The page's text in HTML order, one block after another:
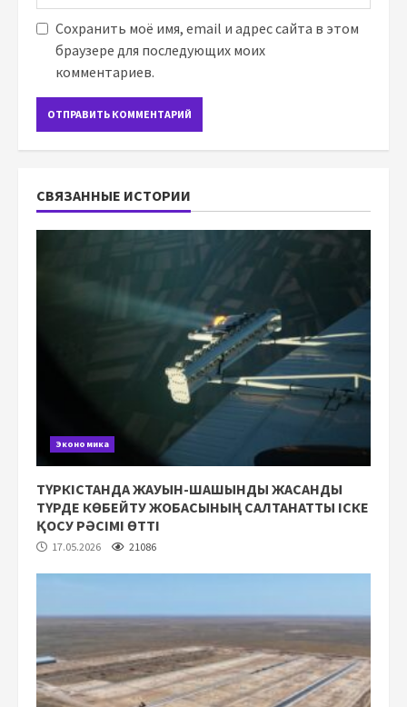
Сохранить моё имя, email и адрес сайта в этом
браузере для последующих моих
комментариев.
СВЯЗАННЫЕ ИСТОРИИ
Экономика
ТҮРКІСТАНДА ЖАУЫН-ШАШЫНДЫ ЖАСАНДЫ
ТҮРДЕ КӨБЕЙТУ ЖОБАСЫНЫҢ САЛТАНАТТЫ ІСКЕ
ҚОСУ РӘСІМІ ӨТТІ
17.05.2026 21086